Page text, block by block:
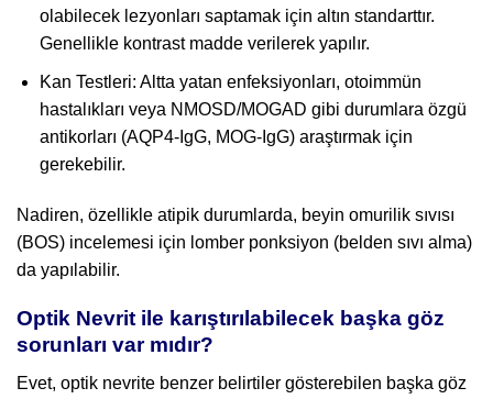
olabilecek lezyonları saptamak için altın standarttır.
Genellikle kontrast madde verilerek yapılır.
Kan Testleri: Altta yatan enfeksiyonları, otoimmün
hastalıkları veya NMOSD/MOGAD gibi durumlara özgü
antikorları (AQP4-IgG, MOG-IgG) araştırmak için
gerekebilir.
Nadiren, özellikle atipik durumlarda, beyin omurilik sıvısı
(BOS) incelemesi için lomber ponksiyon (belden sıvı alma)
da yapılabilir.
Optik Nevrit ile karıştırılabilecek başka göz
sorunları var mıdır?
Evet, optik nevrite benzer belirtiler gösterebilen başka göz